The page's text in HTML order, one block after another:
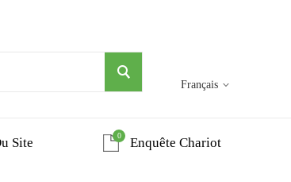
Français
Site Enquête Chariot
0